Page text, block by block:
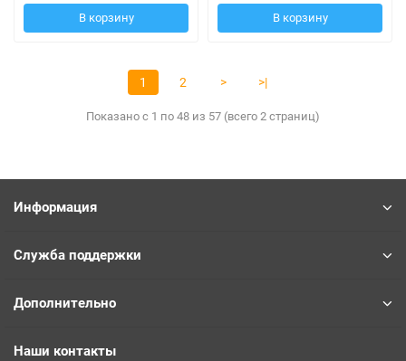
В корзину В корзину
1 2 > >|
Показано с 1 по 48 из 57 (всего 2 страниц)
Информация
Служба поддержки
Дополнительно
Наши контакты